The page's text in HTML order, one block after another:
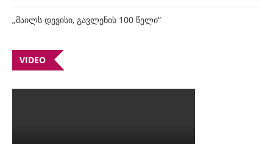
„მაილს დევისი, გავლენის 100 წელი“
VIDEO